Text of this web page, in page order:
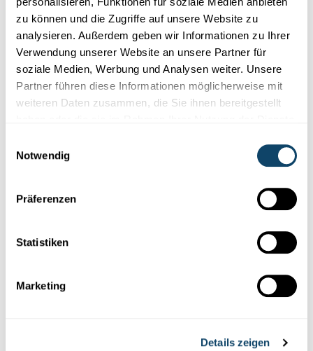
zu können und die Zugriffe auf unsere Website zu
analysieren. Außerdem geben wir Informationen zu Ihrer
Verwendung unserer Website an unsere Partner für
soziale Medien, Werbung und Analysen weiter. Unsere
Partner führen diese Informationen möglicherweise mit
weiteren Daten zusammen, die Sie ihnen bereitgestellt
Notwendig
Präferenzen
Statistiken
Marketing
Details zeigen
GEODYNAMIK
En halleft Jorhonnert Miessungen zu
Wann et iergendwou op der Äerd rubbelt, da mierke mir dat
MNHN,ECGS